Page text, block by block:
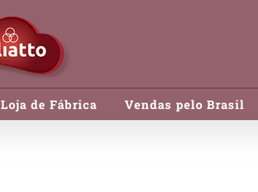
Loja de Fábrica Vendas pelo Brasil